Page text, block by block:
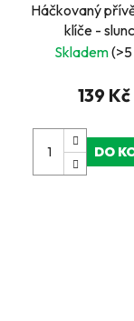
Háčkovaný
klíče -
Skladem
139 Kč
DO